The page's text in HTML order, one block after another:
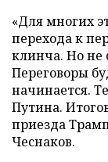
«Для многих
перехода к
клинча. Но не
Переговоры
начинается.
Путина.
приезда
Чеснаков.